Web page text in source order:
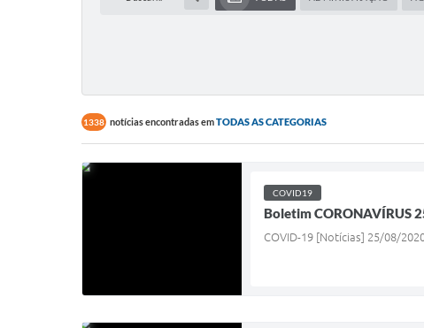
1338 notícias encontradas emTODAS AS CATEGORIAS
COVID19
Boletim CORONAVÍRUS
COVID-19 [Notícias] 25/08/